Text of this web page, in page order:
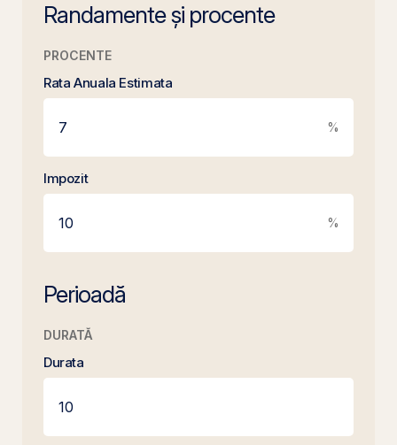
Randamente și procente
PROCENTE
Rata Anuala Estimata
%
Impozit
%
Perioadă
DURATĂ
Durata